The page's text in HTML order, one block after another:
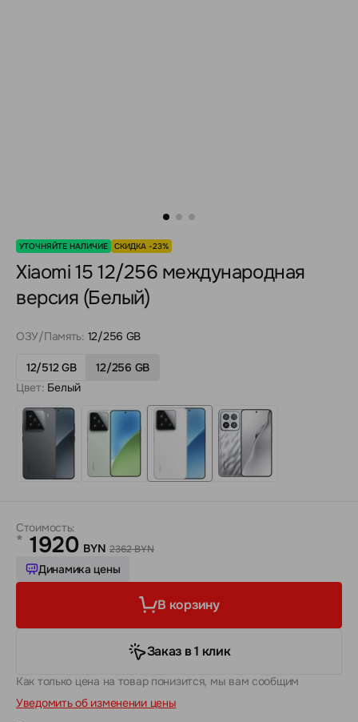
УТОЧНЯЙТЕ НАЛИЧИЕ СКИДКА -23%
Xiaomi 15 12/256 международная
версия (Белый)
ОЗУ/Память: 12/256 GB
12/512 GB
12/256 GB
Цвет: Белый
Стоимость:
* 1920 BYN 2362 BYN
Динамика цены
В корзину
Заказ в 1 клик
Как только цена на товар понизится, мы вам сообщим
Уведомить об изменении цены